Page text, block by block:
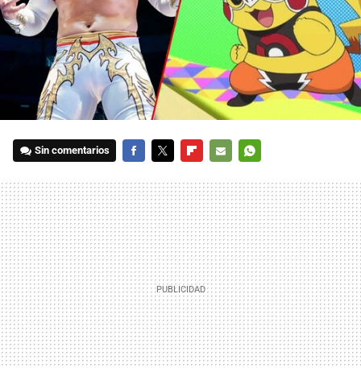
Sin comentarios
MAIL